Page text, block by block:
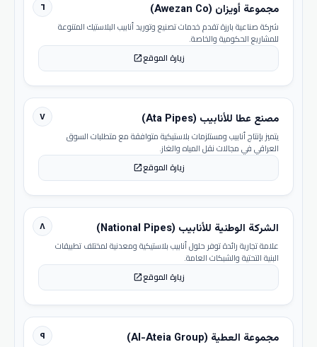
٦ مجموعة أويزان (Awezan Co)
شركة صناعية بارزة تقدم خدمات تصنيع وتوريد أنابيب البلاستيك المتنوعة
للمشاريع الحكومية والخاصة.
زيارة الموقعopen_in_new
٧ مصنع عطا للأنابيب (Ata Pipes)
يتميز بإنتاج أنابيب ومستلزمات بلاستيكية متوافقة مع متطلبات السوق
العراقي في مجالات نقل المياه والغاز.
زيارة الموقعopen_in_new
٨ الشركة الوطنية للأنابيب (National Pipes)
علامة تجارية رائدة توفر حلول أنابيب بلاستيكية ومعدنية لمختلف تطبيقات
البنية التحتية والشبكات العامة.
زيارة الموقعopen_in_new
٩ مجموعة العطية (Al-Ateia Group)